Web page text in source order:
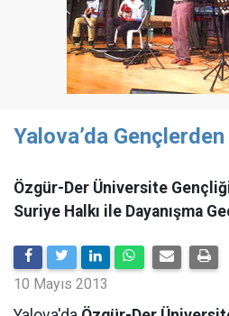
Yalova’da
Özgür-Der Üniversite
Suriye Halkı ile Dayanışma
10 Mayıs 2013